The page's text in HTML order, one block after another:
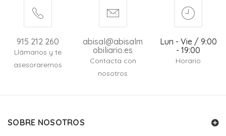
915 212 260
Llámanos y te
asesoraremos
abisal@abisalm
obiliario.es
Contacta con
nosotros
Lun - Vie / 9:00
- 19:00
Horario
SOBRE NOSOTROS